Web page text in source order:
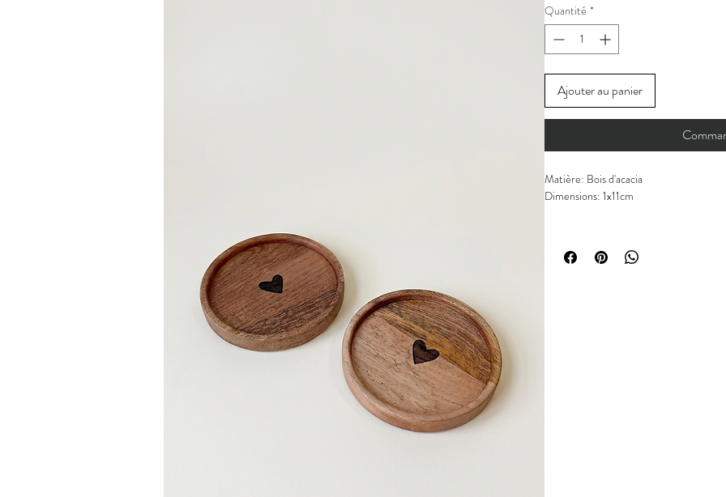
Quantité *
Ajouter au panier
Matière: Bois d'acacia
Dimensions: 1x11cm
Les articles peuvent présenter de
matières naturelles ou à la fabrication.